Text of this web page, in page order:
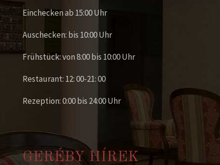
Einchecken ab 15:00 Uhr
Auschecken: bis 10:00 Uhr
Frühstück: von 8:00 bis 10:00 Uhr
Restaurant: 12: 00-21: 00
Rezeption: 0:00 bis 24:00 Uhr
GERÉBY HÍREK